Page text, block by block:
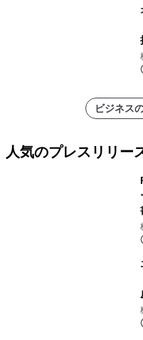
ビジネス
人気のプレスリリー